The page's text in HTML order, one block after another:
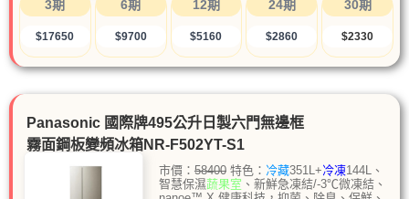
3期
$17650
6期
$9700
12期
$5160
24期
$2860
30期
$2330
Panasonic 國際牌495公升日製六門無邊框
霧面鋼板變頻冰箱NR-F502YT-S1
市價： 58400特色： 冷藏351L+冷凍144L、
智慧保濕蔬果室 、新鮮急凍結/-3℃微凍結、